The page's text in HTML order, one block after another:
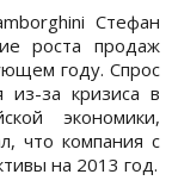
Стефан
роста продаж
году. Спрос
из-за кризиса в
экономики,
что компания с
на 2013 год.